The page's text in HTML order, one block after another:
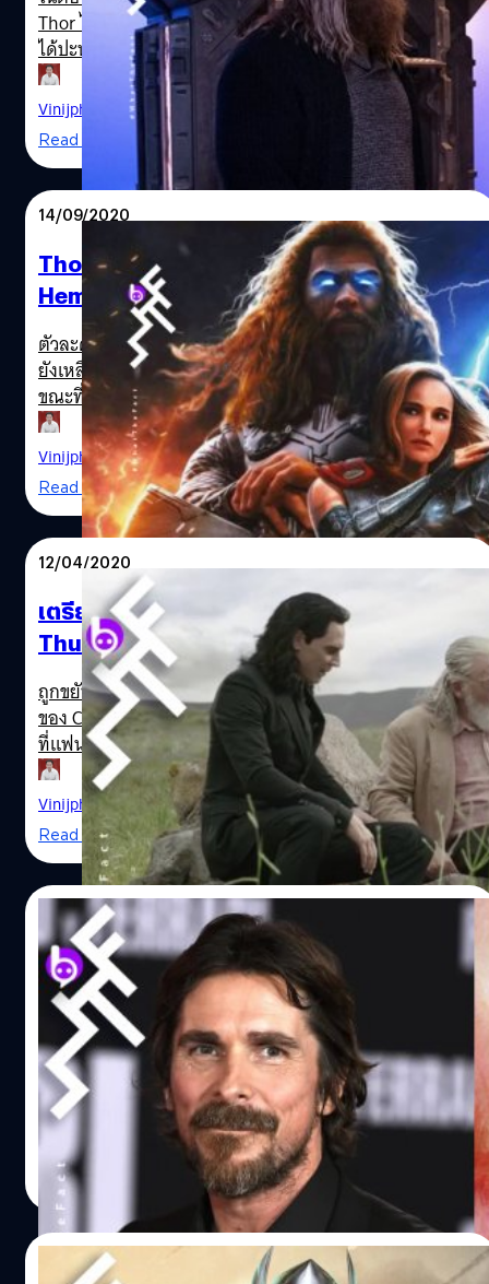
Star-Lord in Thor: Love & Thunder
Thor ได้ขึ้นยานไปกับแก๊ง Guardians of the Galaxy รวมถึง
ได้ปะทะอารมณ์แบบกวนโอ๊ยกันด้วยกับ Star-Lord นัยยะว่าจะ
ได้ออกผจญภัยร่วมกันในภาคต่อ ๆ ไปของหนังจักรวา
ลมาร์เวล จนมีคนเอามาตั้งเป็นชื่อภาคล่วงหน้าว่า Asgardian
of the Galaxy ตอนนี้สิ่งที่แฟน ๆ รอคอยก็ได้รับการยืนยันแล้ว
ว่า ตัวละคร Star-Lord จะมาสมทบหนัง Thor ภาค 4 เหมือน
กับที่ Vin Diesel เคยเผลอหลุดให้สัมภาษณ์ก่อนหน้านี้ Chris
Pratt ผู้รับบท Star-Lord จะ cross over มาอยู่ในหนังของฮีโร
รุ่นเดอะจาก Avengers รุ่นแรกสุดที่มีหนังแยกเดี่ยวมากภาค
กว่าใครเพื่อน และนี่ยังเป็นครั้งแรกที่ตัวละครจาก Guardians
of the Galaxy จะไปแจมในหนังเรื่องอื่นของฮีโรมาร์เวล ยัง
ไม่มีรายงานว่าสมาชิกคนอื่น ๆ ของ Guardians…
Vinijphat Kanyapong
Read More
Thor: Love and Thunder
14/09/2020
Thor 4 ไม่ใช่ภาคสุดท้ายของ Chris
Hemsworth และหนังจะโรแมนติกม๊ากมาก! ผู้
กำกับบอก
ตัวละครตั้งแต่หนัง Avengers ภาคแรกของจักรวาลมาร์เวลที่
ยังเหลืออยู่จนถึงตอนนี้ก็มีแค่ Thor, Hulk และ Hawkeye
ขณะที่สองรายหลังน่าจะไปมีบทบาทซีรีส์แยกเดี่ยวเป็นของตัว
เอง อย่าง She-Hulk และ Hawkeye แต่เทพเจ้าสายฟ้านั้นได้
ไปต่อแบบไม่รอใครแล้วนะในฉบับหนังโรง อย่างที่รู้กันว่า Thor
ภาค 4 ที่มีชื่อว่า Love and Thunder นั้นอยู่ระหว่างการถ่าย
เตรียมเปิดกล้องถ่ายทำ แฟน ๆ ก็เกิดคำถามว่า ภาคนี้จะเป็น
ภาคสุดท้ายของ Thor ที่นำแสดงโดย Chris Hemsworth หรือ
ยัง และสื่อก็ได้ถือโอกาสเข้าไปถามพี่หมี Chris มาให้แล้ว จะ
บ้าเหรอ! ผมไม่ยอมแขวนค้อนอะไรตอนนี้หรอก เลิกพูดได้เลย
Thor ยังหนุ่มเกินกว่าที่จะเกษียณตัวเอง เขาอายุเพิ่ง 1,500 ปี
เอง Love and Thunder ไม่ใช่หนังที่ผมจะบอกลาหรอก...ผม
หวังว่านะ” นักแสดงหนุ่มตอบระหว่างให้สัมภาษณ์นิตยสาร
Elle Man ของประเทศโปแลนด์ เหตุผลหนึ่งที่พอจะเดาได้ของ
Chris Hemsworth ก็คือ เขายังไม่มีหนังแฟรนไชส์ฮิตเรื่องอื่น
อยู่ในมืออีกเลย…
Vinijphat Kanyapong| 2152 days ago
Read More
Taika Waititi Thor 4 Chris Hemsworth
12/04/2020
เตรียมพบฉลามอวกาศใน Thor: Love and
Thunder และการอธิบายฉากตายอีกแบบของ
“โอดิน”
ถูกขยับเลื่อนวันฉายออกไปเพราะสถานการณ์การแพร่ระบาด
ของ Covid-19 เป็น 18 กุมภาพันธ์ 2022 แต่ก็เป็นอีกหนึ่งเรื่อง
ที่แฟนมาร์เวลรอคอย เพราะเป็นหนังของ Avengers รุ่นแรก
เพียงคนเดียวที่ได้ไปต่อในรูปแบบของหนัง รวมถึงผู้กำกับ
อย่าง Taika Waititi ก็เพิ่งคว้าออสการ์สาขาเขียนบทยอด
เยี่ยมจาก Jojo Rabbit มาสด ๆ ร้อน ๆ ซึ่งก็น่าติดตามต่อไปว่า
เขาจะแสดงฝีมืออะไรอีกในหนัง Thor เรื่องใหม่อย่าง Thor:
Love and Thunder ล่าสุดผู้กำกับก็ออกมาให้ความเชื่อมั่นว่า
ความกาวความเพี้ยนในภาคใหม่ยิ่งจัดเต็มยิ่งกว่าภาคสามจน
Thor: Ragnarok (2017) กลายเป็นหนังเด็กที่ดูปลอดภัยไปเลย
ในภาค 4 นี้ผู้กำกับ Waititi ที่ได้ชื่อว่าเป็นผู้กระทำการ
rebranding ให้กับหนังชุดเทพเจ้าสายฟ้า ก็บอกเป็นนัย ๆ ด้วย
ว่า คนดูอาจจะได้เห็นสัตว์อวกาศตัวใหม่อย่างฉลามอวกาศ
หรือ Space Sharks เข้ามาเติมเต็มในหนังภาคใหม่ นอกจาก
นั้นก็ยังไม่ได้ยืนยันหรือปฏิเสธอว่าจะยังได้เห็นบทโลกิของ
Tom Hiddleston อีกคนในมิติเวลาใหม่ซึ่งจะแยกไปมีซีรีส์ของ
ตัวเองทาง Disney+ ด้วยหรือไม่ แต่ที่ยืนยันแน่…
Vinijphat Kanyapong| 2308 days ago
Read More
07/03/2020
ยืนยัน Christian Bale จะเป็นตัวร้ายใน Thor:
Love and Thunder
Tessa Thompson (เทสซา ทอมป์สัน) ผู้รับบท Valkyrie ใน
Thor: Ragnarok (2017) และเรากำลังได้เห็นเธออีกครั้งใน
Thor: Love and Thunder ในปี 2021 ได้ให้สัมภาษณ์กับ ET
Online โดยยืนยันว่า นักแสดงหนุ่มรางวัลออสการ์อย่าง
Christian Bale (คริสเตียน เบล) จะมารับบทตัวร้ายใน Thor:
Love and Thunder แต่ยังมิได้เปิดเผยรายละเอียดตัวละครแต่
อย่างใด เมื่อช่วงซัมเมอร์ที่ผ่านมา Marvel Studios ได้ประกาศ
งานสร้าง Thor ภาคที่ 4 ของจักรวาล MCU (Marvel
Cinematic Universe) ซึ่งยังคงได้ Taika Waititi (ไทกา ไวที
ที) ที่เพิ่งได้รับรางวัลออสการ์ดัดแปลงบทยอดเยี่ยมจาก Jojo
ปรีดี ฤกษ์วลีกุล | 2344 days ago
Read More
22/10/2019